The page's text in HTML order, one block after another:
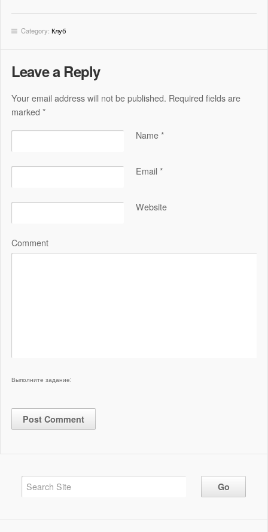
Category: Клуб
Leave a Reply
Your email address will not be published. Required fields are
marked *
Name*
Email*
Website
Comment
Выполните задание: